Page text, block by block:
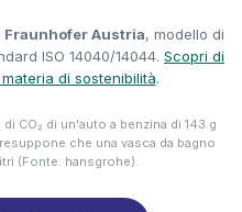
Fraunhofer Austria, modello di
ISO 14040/14044. Scopri di
di sostenibilità.
CO₂ di un'auto a benzina di 143 g
che una vasca da bagno
(Fonte: hansgrohe).